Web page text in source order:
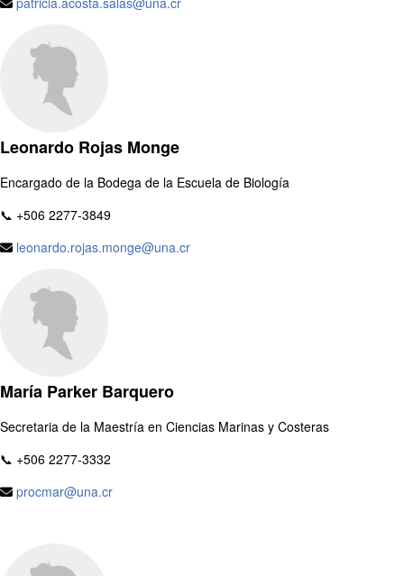
Leonardo Rojas Monge
Encargado de la Bodega de la Escuela de Biología
📞 +506 2277-3849
leonardo.rojas.monge@una.cr
María Parker Barquero
Secretaria de la Maestría en Ciencias Marinas y Costeras
📞 +506 2277-3332
procmar@una.cr